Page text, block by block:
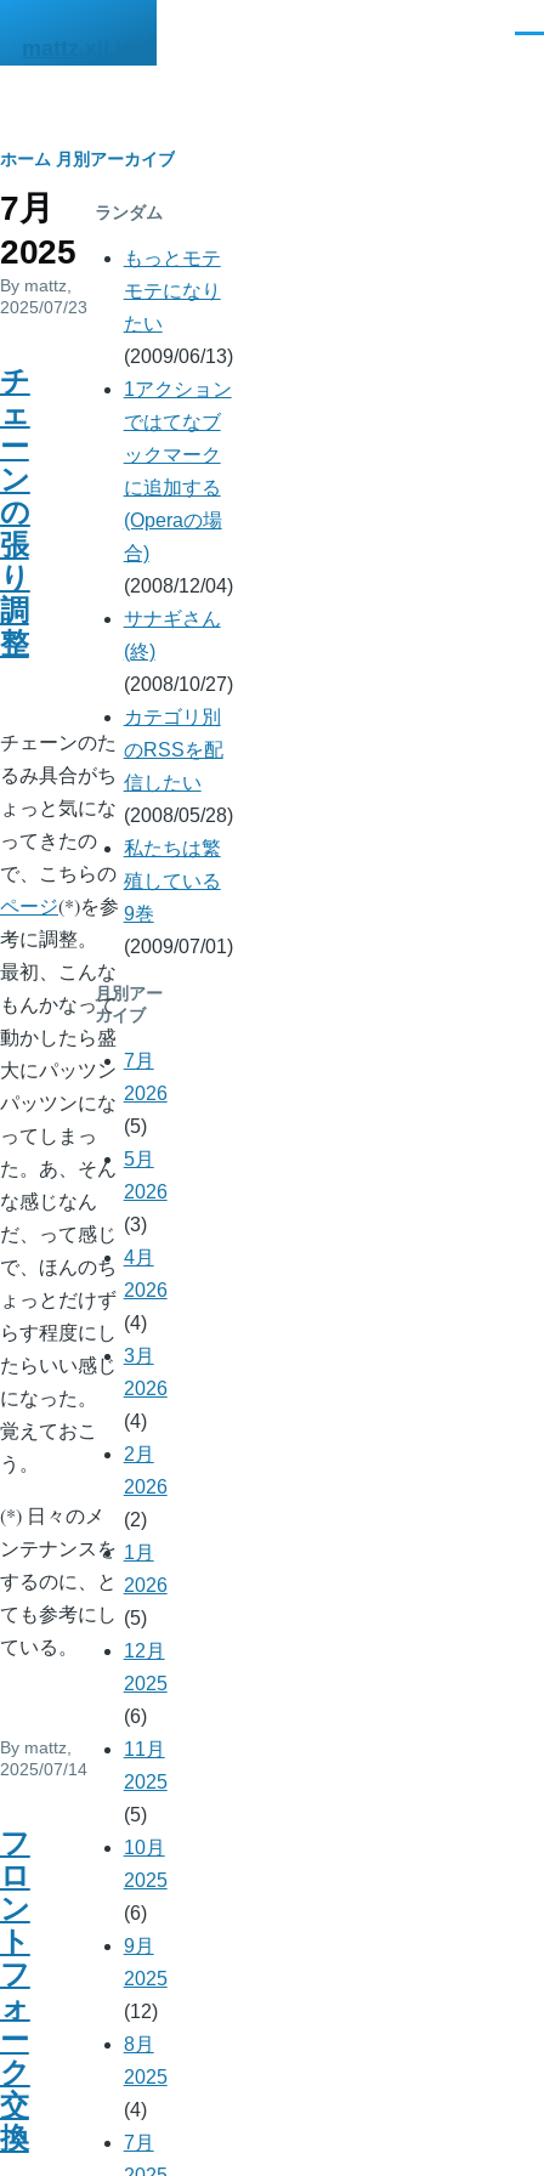
mattz.xii.jp
パ
ン
く
ず
ホーム 月別アーカイブ
7月
2025
By mattz
2025/07/23
チ
ェ
ー
ン
の
張
り
調
整
チェーンのた
るみ具合がち
ょっと気にな
ってきたの
で、こちらの
ページ(*)を参
考に調整。
最初、こんな
もんかなって
動かしたら盛
大にパッツン
パッツンにな
ってしまっ
た。あ、そん
な感じなん
だ、って感じ
で、ほんのち
ょっとだけず
らす程度にし
たらいい感じ
になった。
覚えておこ
う。
(*) 日々のメ
ンテナンスを
するのに、と
ても参考にし
ている。
By mattz
2025/07/14
フ
ロ
ン
ト
フ
ォ
ー
ク
交
換
ランダム
もっとモテ
モテになり
たい
(2009/06/13)
1アクション
ではてなブ
ックマーク
に追加する
(Operaの場
合)
(2008/12/04)
サナギさん
(終)
(2008/10/27)
カテゴリ別
のRSSを配
信したい
(2008/05/28)
私たちは繁
殖している
9巻
(2009/07/01)
月別アー
カイブ
7月
2026
(5)
5月
2026
(3)
4月
2026
(4)
3月
2026
(4)
2月
2026
(2)
1月
2026
(5)
12月
2025
(6)
11月
2025
(5)
10月
2025
(6)
9月
2025
(12)
8月
2025
(4)
7月